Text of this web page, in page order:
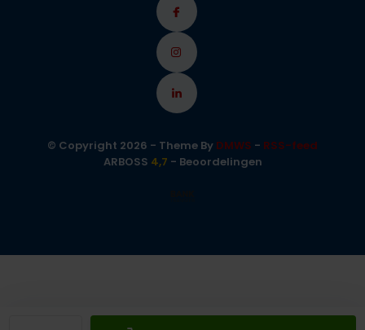
© Copyright 2026 - Theme By DMWS - RSS-feed
ARBOSS 4,7 - Beoordelingen